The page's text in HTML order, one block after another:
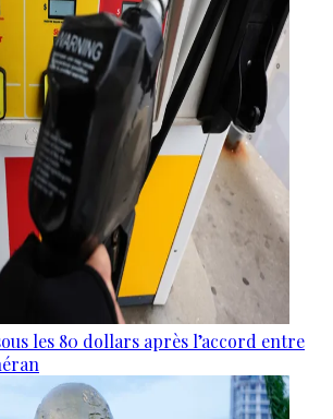
les 80 dollars après l’accord entre